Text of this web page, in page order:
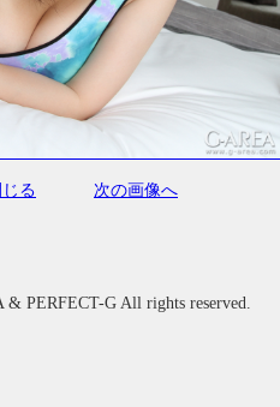
じる 次の画像へ
& PERFECT-G All rights reserved.